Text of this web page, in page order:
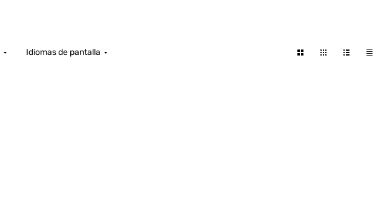
Idiomas de pantalla